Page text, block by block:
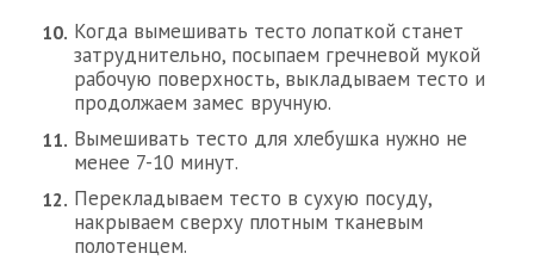
Когда вымешивать тесто лопаткой станет
затруднительно, посыпаем гречневой мукой
рабочую поверхность, выкладываем тесто и
продолжаем замес вручную.
Вымешивать тесто для хлебушка нужно не
менее 7-10 минут.
Перекладываем тесто в сухую посуду,
накрываем сверху плотным тканевым
полотенцем.